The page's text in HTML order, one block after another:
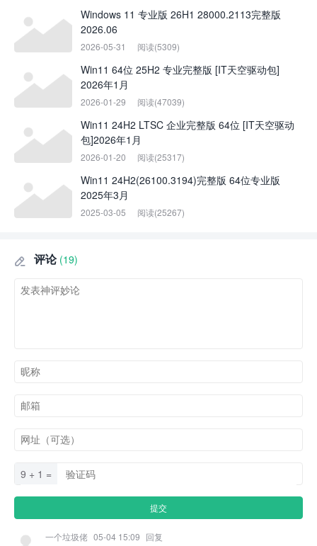
Windows 11 专业版 26H1 28000.2113完整版
2026.06
2026-05-31 阅读(5309)
Win11 64位 25H2 专业完整版 [IT天空驱动包]
2026年1月
2026-01-29 阅读(47039)
Win11 24H2 LTSC 企业完整版 64位 [IT天空驱动
包]2026年1月
2026-01-20 阅读(25317)
Win11 24H2(26100.3194)完整版 64位专业版
2025年3月
2025-03-05 阅读(25267)
 评论 (19)
9 + 1 =
一个垃圾佬 05-04 15:09 回复